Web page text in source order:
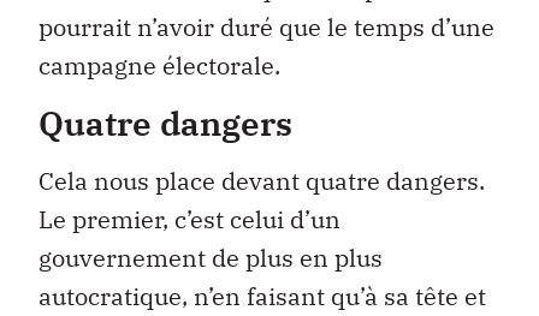
pourrait n’avoir duré que le temps d’une
campagne électorale.
Quatre dangers
Cela nous place devant quatre dangers.
Le premier, c’est celui d’un
gouvernement de plus en plus
autocratique, n’en faisant qu’à sa tête et